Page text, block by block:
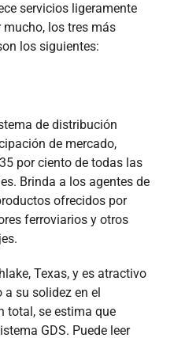
servicios ligeramente
los tres más
los siguientes:
de distribución
de mercado,
por ciento de todas las
Brinda a los agentes de
ofrecidos por
ferroviarios y otros
Texas, y es atractivo
su solidez en el
total, se estima que
GDS. Puede leer